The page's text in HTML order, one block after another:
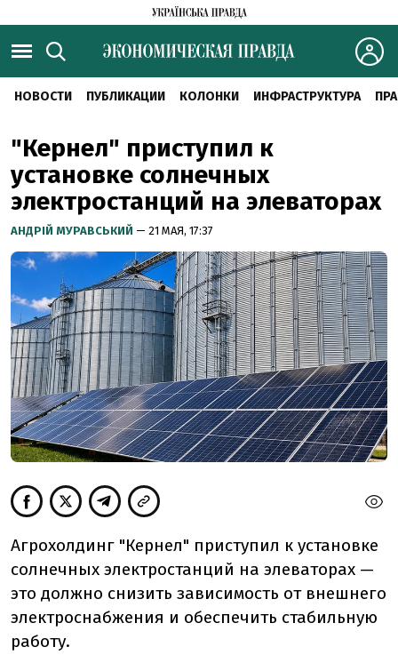
НОВОСТИ ПУБЛИКАЦИИ КОЛОНКИ ИНФРАСТРУКТУРА
"Кернел" приступил к
установке солнечных
электростанций на элеваторах
АНДРІЙ МУРАВСЬКИЙ — 21 МАЯ, 17:37
Агрохолдинг "Кернел" приступил к установке
солнечных электростанций на элеваторах —
это должно снизить зависимость от внешнего
электроснабжения и обеспечить стабильную
работу.